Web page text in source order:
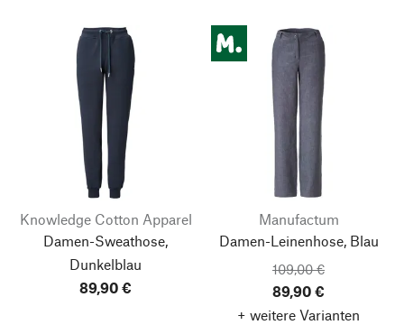
Knowledge Cotton Apparel
Damen-Sweathose,
Dunkelblau
89,90 €
Manufactum
Damen-Leinenhose, Blau
109,00 €
89,90 €
+ weitere Varianten